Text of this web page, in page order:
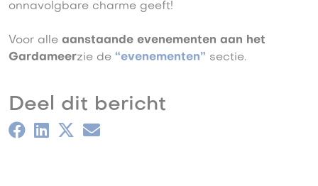
onnavolgbare charme geeft!
Voor alle aanstaande evenementen aan het
Gardameerzie de “evenementen” sectie.
Deel dit bericht